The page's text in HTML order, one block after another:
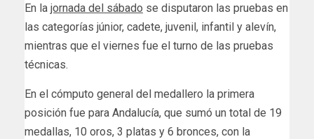
En la jornada del sábado se disputaron las pruebas en
las categorías júnior, cadete, juvenil, infantil y alevín,
mientras que el viernes fue el turno de las pruebas
técnicas.
En el cómputo general del medallero la primera
posición fue para Andalucía, que sumó un total de 19
medallas, 10 oros, 3 platas y 6 bronces, con la